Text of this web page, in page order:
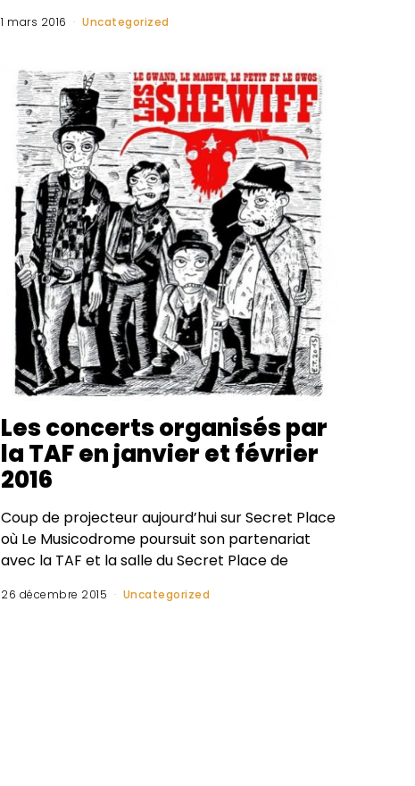
1 mars 2016 Uncategorized
Les concerts organisés par
la TAF en janvier et février
2016
Coup de projecteur aujourd’hui sur Secret Place
où Le Musicodrome poursuit son partenariat
avec la TAF et la salle du Secret Place de
26 décembre 2015 Uncategorized